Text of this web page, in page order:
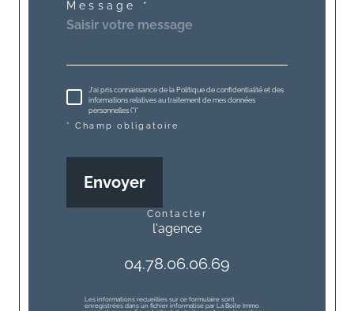
Message *
J'ai pris connaissance de la Politique de confidentialité et des
informations relatives au traitement de mes données
personnelles (*)*
* Champ obligatoire
Envoyer
contacter
l'agence
04.78.06.06.69
Les informations recueillies sur ce formulaire sont
enregistrées dans un fichier informatisé par La Boite Immo